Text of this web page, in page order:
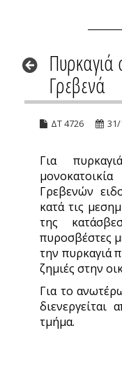
Πυρκαγιά
Γρεβενά
ΔΤ 4726 31/
Για
Γρεβενών
κατά τις
της
πυροσβέστες
την πυρκαγιά
ζημιές στην
Για το
διενεργείται
τμήμα.